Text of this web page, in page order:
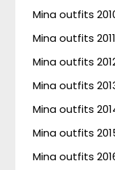
Mina outfits
Mina outfits 2011
Mina outfits
Mina outfits
Mina outfits
Mina outfits
Mina outfits